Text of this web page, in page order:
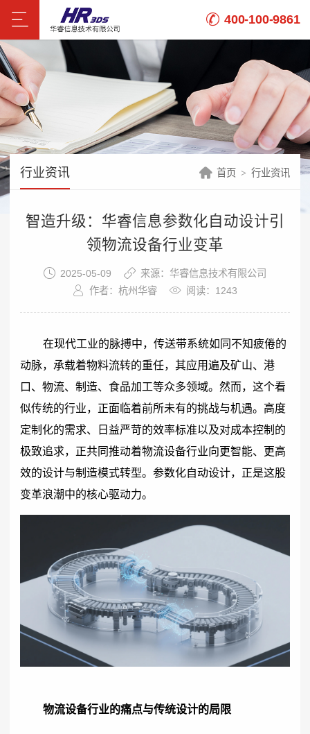
400-100-9861
行业资讯 首页 行业资讯
智造升级：华睿信息参数化自动设计引
领物流设备行业变革
2025-05-09
来源：华睿信息技术有限公司
作者：杭州华睿
阅读：1243
在现代工业的脉搏中，传送带系统如同不知疲倦的
动脉，承载着物料流转的重任，其应用遍及矿山、港
口、物流、制造、食品加工等众多领域。然而，这个看
似传统的行业，正面临着前所未有的挑战与机遇。高度
定制化的需求、日益严苛的效率标准以及对成本控制的
极致追求，正共同推动着物流设备行业向更智能、更高
效的设计与制造模式转型。参数化自动设计，正是这股
变革浪潮中的核心驱动力。
物流设备行业的痛点与传统设计的局限